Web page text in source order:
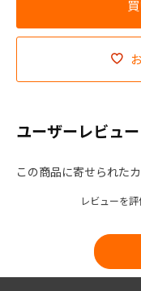
ユーザーレビュー
この商品に寄せられた
レビューを